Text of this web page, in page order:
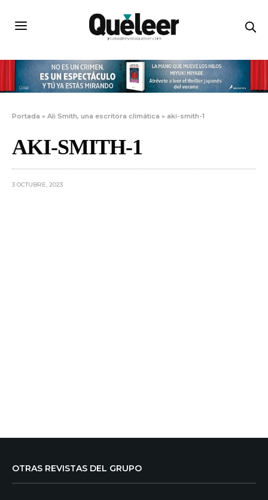
Portada »Ali Smith, una escritora climática » aki-smith-1
AKI-SMITH-1
3 OCTUBRE, 2023
OTRAS REVISTAS DEL GRUPO